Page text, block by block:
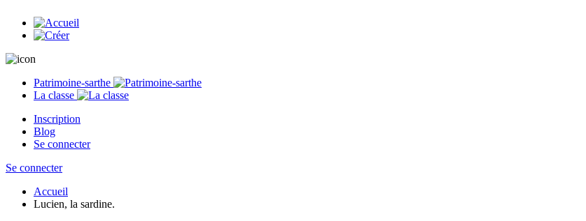
Patrimoine-sarthe
La classe
Inscription
Blog
Se connecter
Se connecter
Accueil
Lucien, la sardine.